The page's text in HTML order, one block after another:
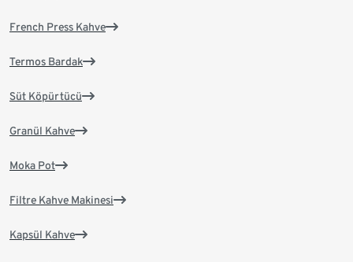
French Press Kahve
Termos Bardak
Süt Köpürtücü
Granül Kahve
Moka Pot
Filtre Kahve Makinesi
Kapsül Kahve